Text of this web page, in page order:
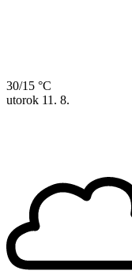
30/15 °C
utorok 11. 8.